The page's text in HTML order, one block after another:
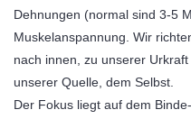
Dehnungen (normal sind 3-5
Muskelanspannung. Wir
nach innen, zu unserer
unserer Quelle, dem Selbst.
Der Fokus liegt auf dem